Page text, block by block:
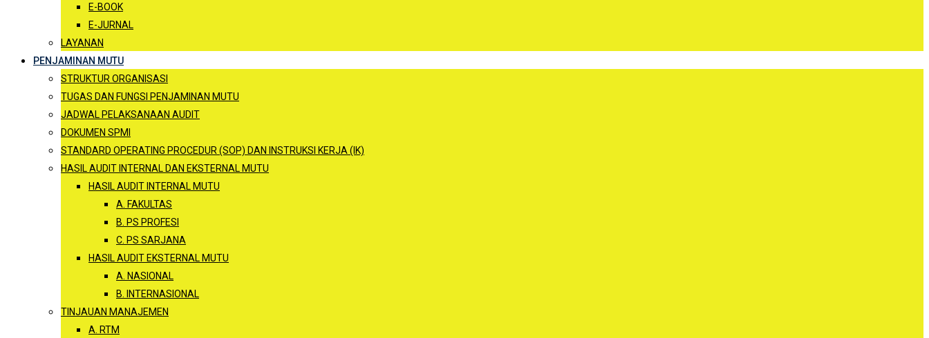
E-BOOK
E-JURNAL
LAYANAN
PENJAMINAN MUTU
STRUKTUR ORGANISASI
TUGAS DAN FUNGSI PENJAMINAN MUTU
JADWAL PELAKSANAAN AUDIT
DOKUMEN SPMI
STANDARD OPERATING PROCEDUR (SOP) DAN INSTRUKSI KERJA (IK)
HASIL AUDIT INTERNAL DAN EKSTERNAL MUTU
HASIL AUDIT INTERNAL MUTU
A. FAKULTAS
B. PS PROFESI
C. PS SARJANA
HASIL AUDIT EKSTERNAL MUTU
A. NASIONAL
B. INTERNASIONAL
TINJAUAN MANAJEMEN
A. RTM